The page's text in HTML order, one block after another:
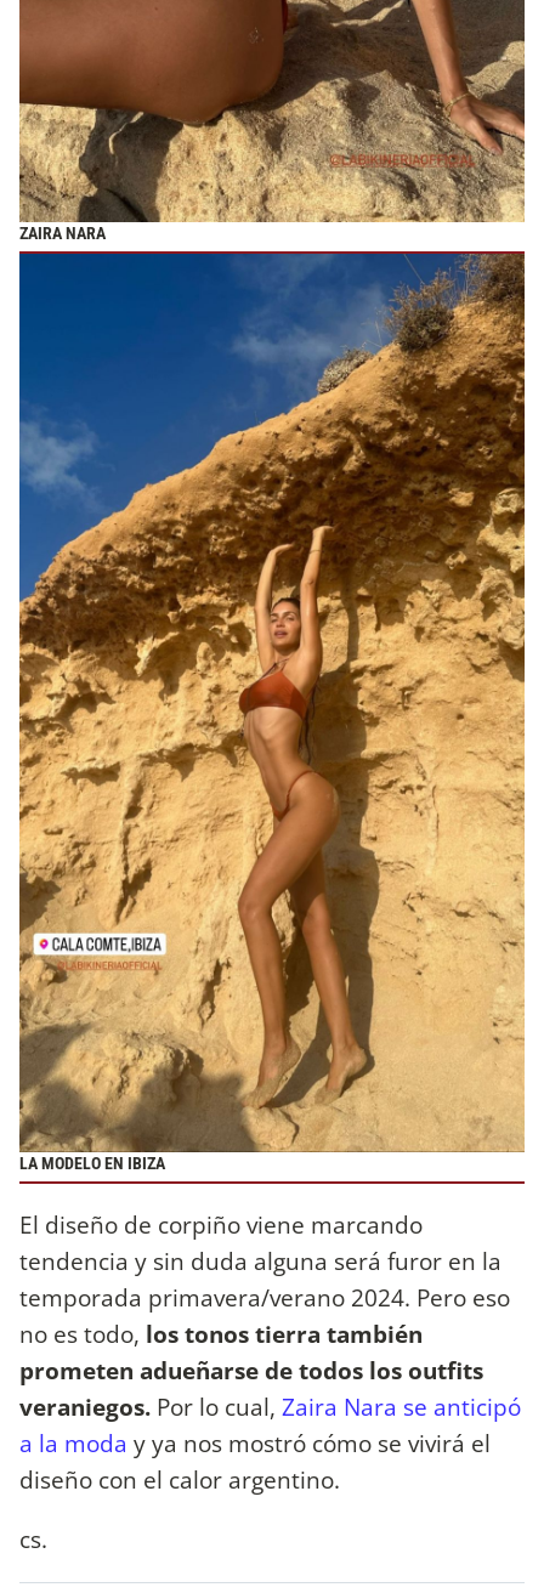
ZAIRA NARA
LA MODELO EN IBIZA
El diseño de corpiño viene marcando
tendencia y sin duda alguna será furor en la
temporada primavera/verano 2024. Pero eso
no es todo, los tonos tierra también
prometen adueñarse de todos los outfits
veraniegos. Por lo cual, Zaira Nara se anticipó
a la moda y ya nos mostró cómo se vivirá el
diseño con el calor argentino.
cs.